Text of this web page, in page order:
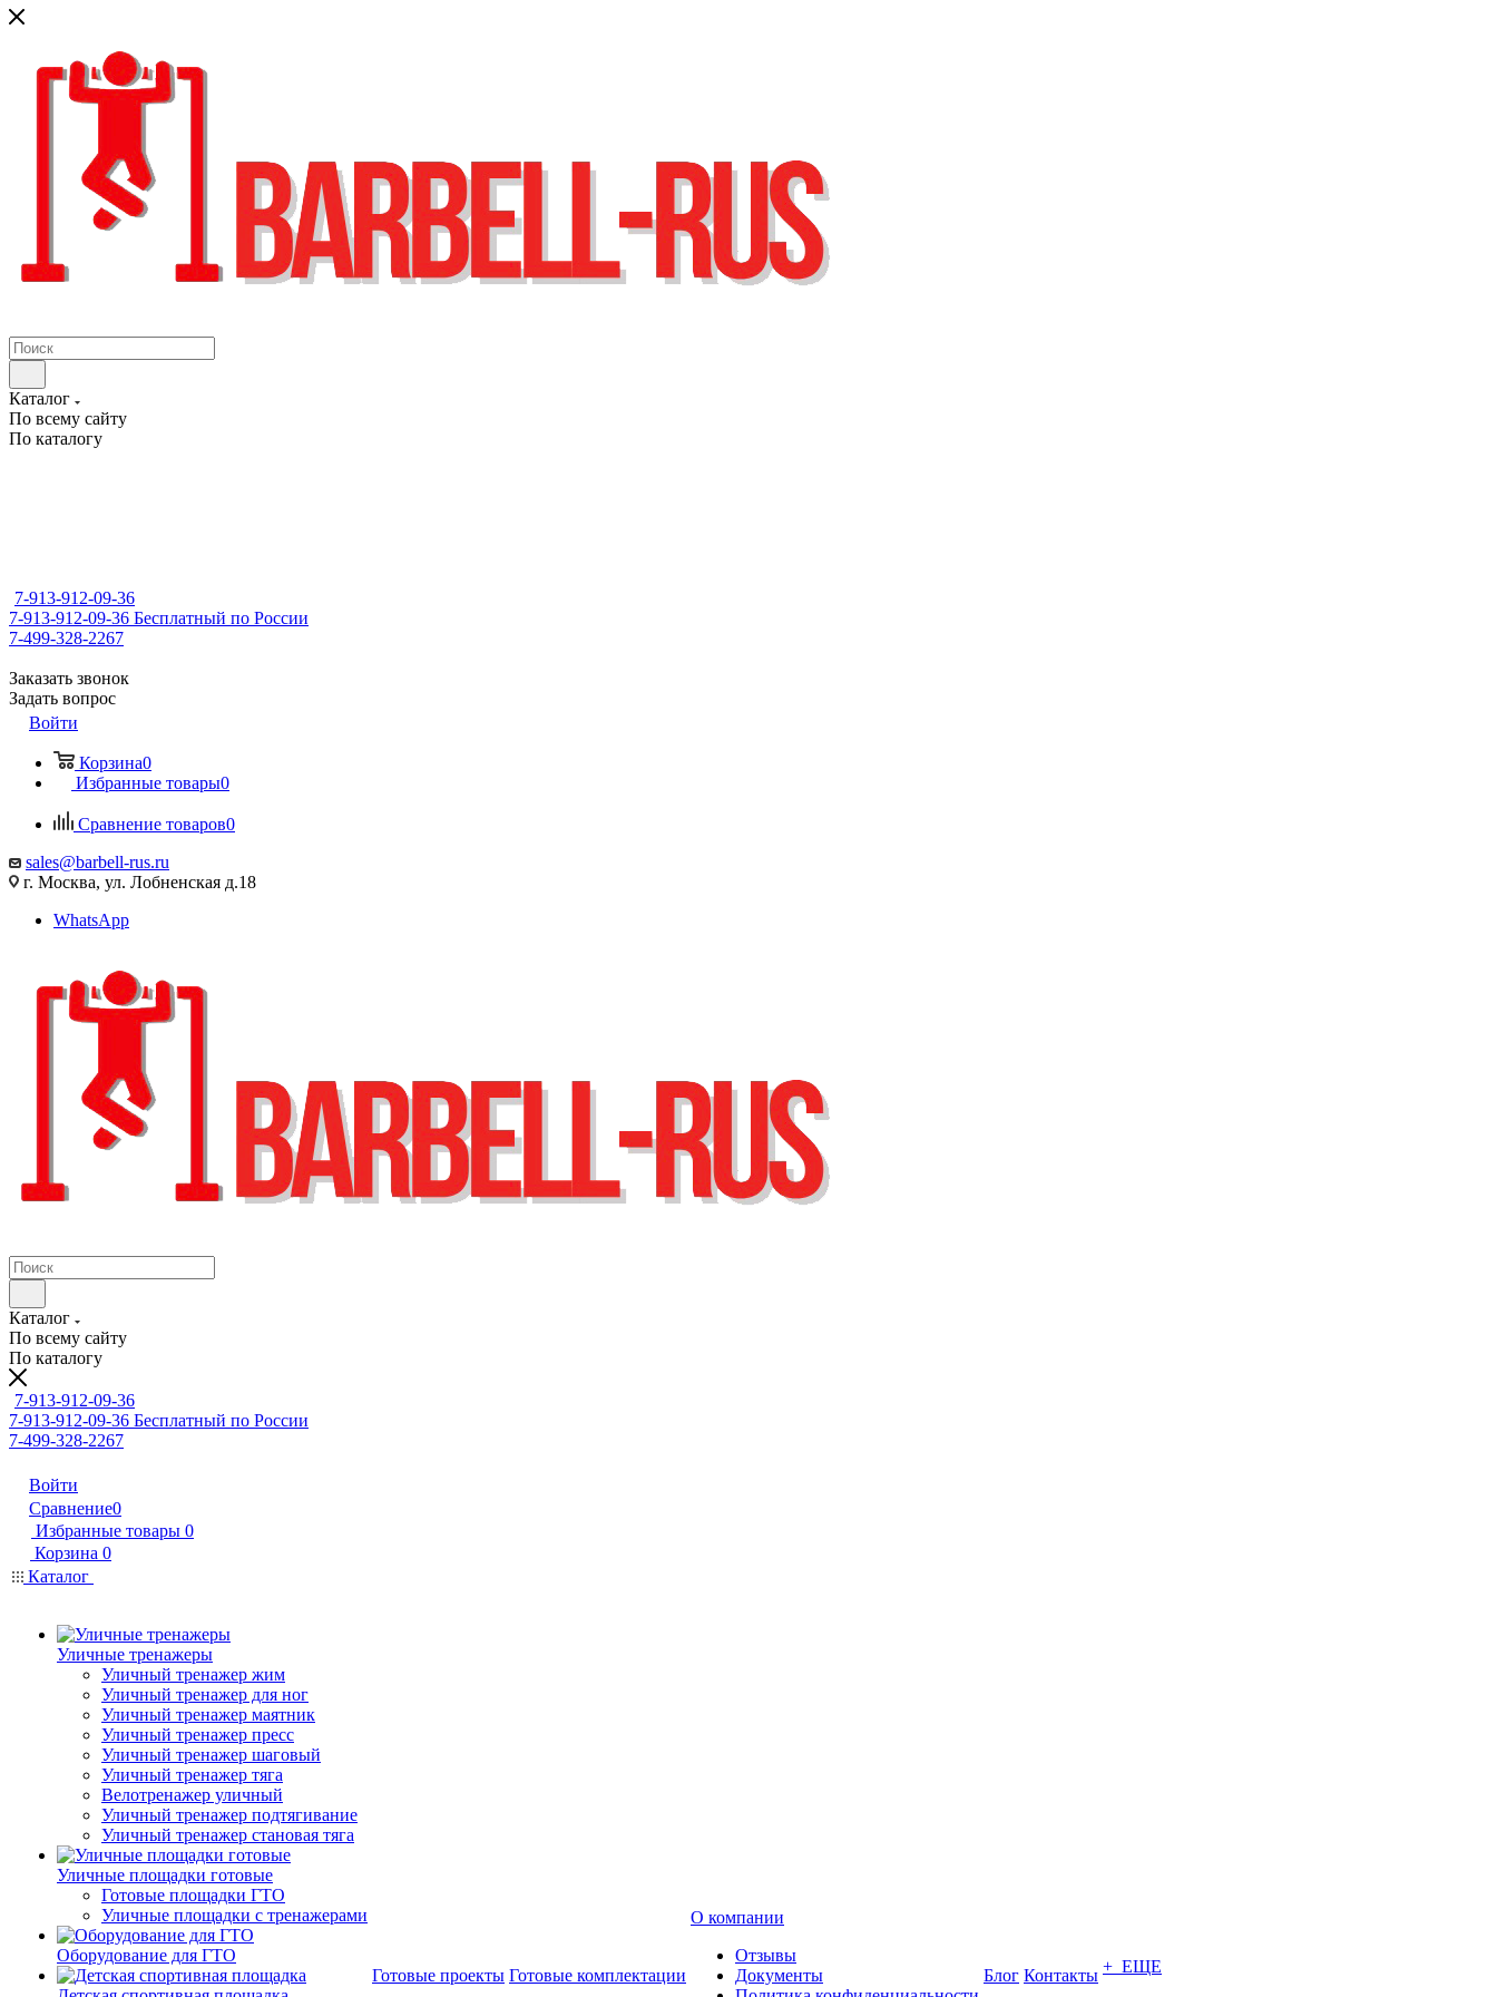
Каталог
По всему сайту
По каталогу
7-913-912-09-36
7-913-912-09-36 Бесплатный по России
7-499-328-2267
Заказать звонок
Задать вопрос
Войти
Корзина0
Избранные товары0
Сравнение товаров0
sales@barbell-rus.ru
г. Москва, ул. Лобненская д.18
WhatsApp
Каталог
По всему сайту
По каталогу
7-913-912-09-36
7-913-912-09-36 Бесплатный по России
7-499-328-2267
Войти
Сравнение0
Избранные товары 0
Корзина 0
Каталог
Уличные тренажеры
Уличный тренажер жим
Уличный тренажер для ног
Уличный тренажер маятник
Уличный тренажер пресс
Уличный тренажер шаговый
Уличный тренажер тяга
Велотренажер уличный
Уличный тренажер подтягивание
Уличный тренажер становая тяга
Уличные площадки готовые
Готовые площадки ГТО
Уличные площадки с тренажерами
Оборудование для ГТО
Готовые проекты Готовые комплектации
О компании
Отзывы
Документы
Блог Контакты + ЕЩЕ